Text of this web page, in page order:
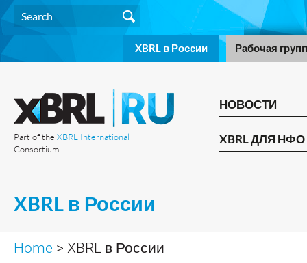
XBRL в России Рабочая
Part of the XBRL International
Consortium.
НОВОСТИ
XBRL ДЛЯ НФО
XBRL в России
Home > XBRL в России